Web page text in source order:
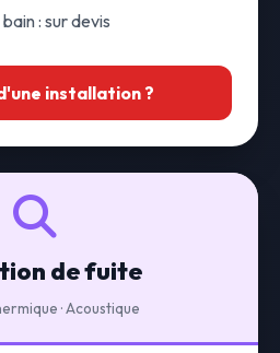
: sur devis
installation ?
de fuite
· Acoustique